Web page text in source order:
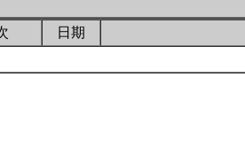
日期